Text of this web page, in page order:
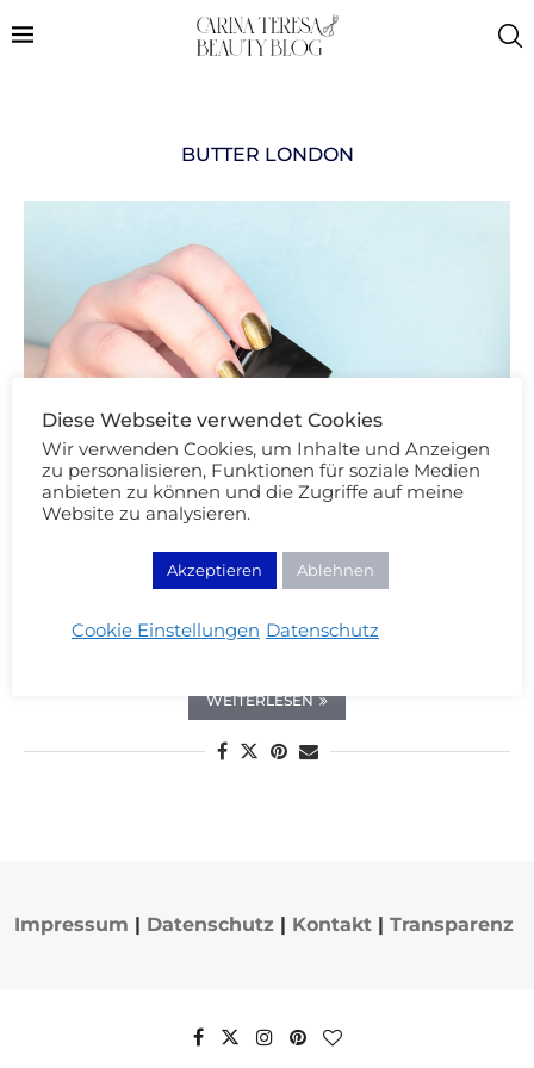
BUTTER LONDON
Nagellack
31/03/2014
WEITERLESEN
Impressum | Datenschutz | Kontakt | Transparenz
Diese Webseite verwendet Cookies
Wir verwenden Cookies, um Inhalte und Anzeigen
zu personalisieren, Funktionen für soziale Medien
anbieten zu können und die Zugriffe auf meine
Website zu analysieren.
Akzeptieren Ablehnen
Cookie Einstellungen Datenschutz